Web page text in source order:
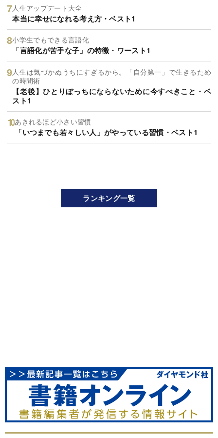
人生アップデート大全
本当に幸せになれる考え方・ベスト1
小学生でもできる言語化
「言語化が苦手な子」の特徴・ワースト1
人生は気づかぬうちにすぎるから。「自分第一」で生きるため
の時間術
【老後】ひとりぼっちにならないために今すべきこと・ベ
スト1
あきれるほど小さい習慣
「いつまでも若々しい人」がやっている習慣・ベスト1
ランキング一覧